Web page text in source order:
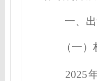
一、
（一）
2025